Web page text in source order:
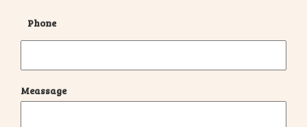
Phone
Meassage